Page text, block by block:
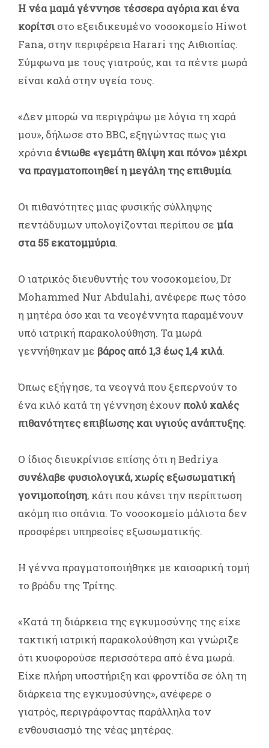
Η νέα μαμά γέννησε τέσσερα αγόρια και ένα
κορίτσι στο εξειδικευμένο νοσοκομείο Hiwot
Fana, στην περιφέρεια Harari της Αιθιοπίας.
Σύμφωνα με τους γιατρούς, και τα πέντε μωρά
είναι καλά στην υγεία τους.
«Δεν μπορώ να περιγράψω με λόγια τη χαρά
μου», δήλωσε στο BBC, εξηγώντας πως για
χρόνια ένιωθε «γεμάτη θλίψη και πόνο» μέχρι
να πραγματοποιηθεί η μεγάλη της επιθυμία.
Οι πιθανότητες μιας φυσικής σύλληψης
πεντάδυμων υπολογίζονται περίπου σε μία
στα 55 εκατομμύρια.
Ο ιατρικός διευθυντής του νοσοκομείου, Dr
Mohammed Nur Abdulahi, ανέφερε πως τόσο
η μητέρα όσο και τα νεογέννητα παραμένουν
υπό ιατρική παρακολούθηση. Τα μωρά
γεννήθηκαν με βάρος από 1,3 έως 1,4 κιλά.
Όπως εξήγησε, τα νεογνά που ξεπερνούν το
ένα κιλό κατά τη γέννηση έχουν πολύ καλές
πιθανότητες επιβίωσης και υγιούς ανάπτυξης.
Ο ίδιος διευκρίνισε επίσης ότι η Bedriya
συνέλαβε φυσιολογικά, χωρίς εξωσωματική
γονιμοποίηση, κάτι που κάνει την περίπτωση
ακόμη πιο σπάνια. Το νοσοκομείο μάλιστα δεν
προσφέρει υπηρεσίες εξωσωματικής.
Η γέννα πραγματοποιήθηκε με καισαρική τομή
το βράδυ της Τρίτης.
«Κατά τη διάρκεια της εγκυμοσύνης της είχε
τακτική ιατρική παρακολούθηση και γνώριζε
ότι κυοφορούσε περισσότερα από ένα μωρά.
Είχε πλήρη υποστήριξη και φροντίδα σε όλη τη
διάρκεια της εγκυμοσύνης», ανέφερε ο
γιατρός, περιγράφοντας παράλληλα τον
ενθουσιασμό της νέας μητέρας.